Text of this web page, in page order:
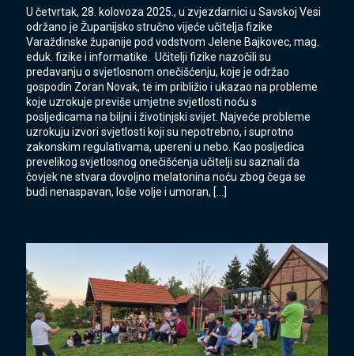
U četvrtak, 28. kolovoza 2025., u zvjezdarnici u Savskoj Vesi
održano je Županijsko stručno vijeće učitelja fizike
Varaždinske županije pod vodstvom Jelene Bajkovec, mag.
eduk. fizike i informatike. Učitelji fizike nazočili su
predavanju o svjetlosnom onečišćenju, koje je održao
gospodin Zoran Novak, te im približio i ukazao na probleme
koje uzrokuje previše umjetne svjetlosti noću s
posljedicama na biljni i životinjski svijet. Najveće probleme
uzrokuju izvori svjetlosti koji su nepotrebno, i suprotno
zakonskim regulativama, upereni u nebo. Kao posljedica
prevelikog svjetlosnog onečišćenja učitelji su saznali da
čovjek ne stvara dovoljno melatonina noću zbog čega se
budi nenaspavan, loše volje i umoran, […]